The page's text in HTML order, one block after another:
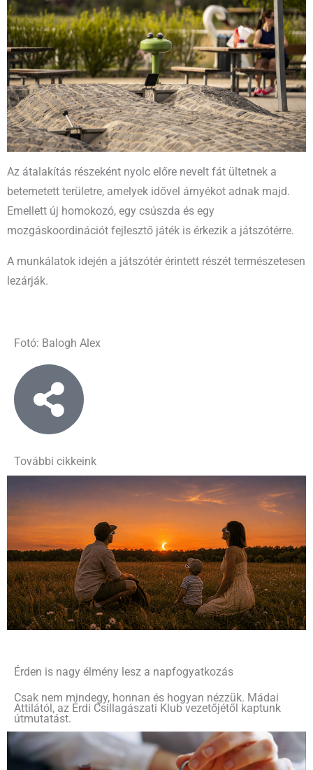
Az átalakítás részeként nyolc előre nevelt fát ültetnek a
betemetett területre, amelyek idővel árnyékot adnak majd.
Emellett új homokozó, egy csúszda és egy
mozgáskoordinációt fejlesztő játék is érkezik a játszótérre.
A munkálatok idején a játszótér érintett részét természetesen
lezárják.
Fotó: Balogh Alex
További cikkeink
Érden is nagy élmény lesz a napfogyatkozás
Csak nem mindegy, honnan és hogyan nézzük. Mádai
Attilától, az Érdi Csillagászati Klub vezetőjétől kaptunk
útmutatást.